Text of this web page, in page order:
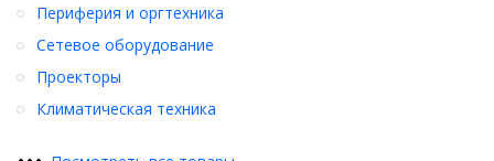
Периферия и оргтехника
Сетевое оборудование
Проекторы
Климатическая техника